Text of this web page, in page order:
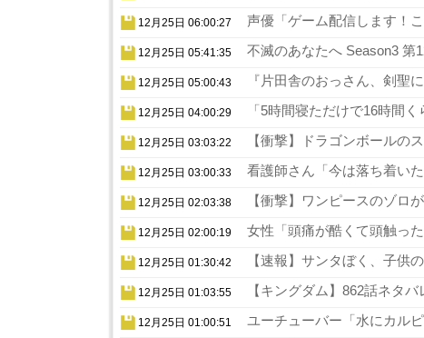
12月25日 06:00:27 声優「ゲーム配信します！
12月25日 05:41:35 不滅のあなたへ Season3 第
12月25日 05:00:43 『片田舎のおっさん、剣聖
12月25日 04:00:29 「5時間寝ただけで16時間
12月25日 03:03:22 【衝撃】ドラゴンボールの
12月25日 03:00:33 看護師さん「今は落ち着い
12月25日 02:03:38 【衝撃】ワンピースのゾロ
12月25日 02:00:19 女性「頭痛が酷くて頭触っ
12月25日 01:30:42 【速報】サンタぼく、子供
12月25日 01:03:55 【キングダム】862話ネタ
12月25日 01:00:51 ユーチューバー「水にカル